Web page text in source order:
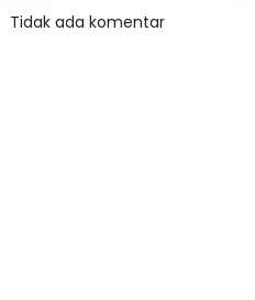
Tidak ada komentar